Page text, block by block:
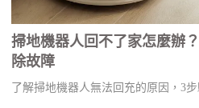
掃地機器人回不了家怎麼辦
除故障
了解掃地機器人無法回充的原因，3